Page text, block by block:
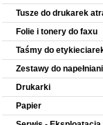
Tusze do drukarek
Folie i tonery do faxu
Taśmy do
Zestawy do
Drukarki
Papier